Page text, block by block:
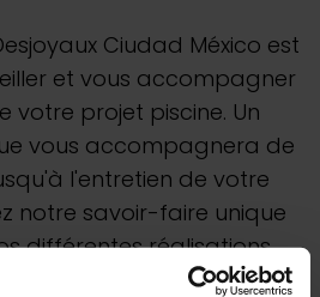
Ciudad México est
et vous accompagner
votre projet piscine. Un
vous accompagnera de
l'entretien de votre
notre savoir-faire unique
différentes réalisations.
à notre équipe de